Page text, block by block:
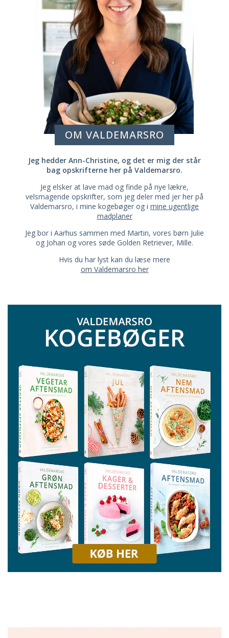
OM VALDEMARSRO
Jeg hedder Ann-Christine, og det er mig der står
bag opskrifterne her på Valdemarsro.
Jeg elsker at lave mad og finde på nye lækre,
velsmagende opskrifter, som jeg deler med jer her på
Valdemarsro, i mine kogebøger og i mine ugentlige
madplaner
Jeg bor i Aarhus sammen med Martin, vores børn Julie
og Johan og vores søde Golden Retriever, Mille.
Hvis du har lyst kan du læse mere
om Valdemarsro her